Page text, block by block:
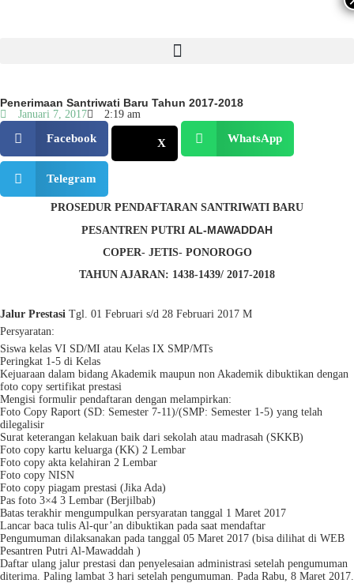
Penerimaan Santriwati Baru Tahun 2017-2018
Januari 7, 2017 2:19 am
Facebook X WhatsApp
Telegram
PROSEDUR PENDAFTARAN SANTRIWATI BARU
PESANTREN PUTRI AL-MAWADDAH
COPER- JETIS- PONOROGO
TAHUN AJARAN: 1438-1439/ 2017-2018
Jalur Prestasi Tgl. 01 Februari s/d 28 Februari 2017 M
Persyaratan:
Siswa kelas VI SD/MI atau Kelas IX SMP/MTs
Peringkat 1-5 di Kelas
Kejuaraan dalam bidang Akademik maupun non Akademik dibuktikan dengan
foto copy sertifikat prestasi
Mengisi formulir pendaftaran dengan melampirkan:
Foto Copy Raport (SD: Semester 7-11)/(SMP: Semester 1-5) yang telah
dilegalisir
Surat keterangan kelakuan baik dari sekolah atau madrasah (SKKB)
Foto copy kartu keluarga (KK) 2 Lembar
Foto copy akta kelahiran 2 Lembar
Foto copy NISN
Foto copy piagam prestasi (Jika Ada)
Pas foto 3×4 3 Lembar (Berjilbab)
Batas terakhir mengumpulkan persyaratan tanggal 1 Maret 2017
Lancar baca tulis Al-qur’an dibuktikan pada saat mendaftar
Pengumuman dilaksanakan pada tanggal 05 Maret 2017 (bisa dilihat di WEB
Pesantren Putri Al-Mawaddah )
Daftar ulang jalur prestasi dan penyelesaian administrasi setelah pengumuman
diterima. Paling lambat 3 hari setelah pengumuman. Pada Rabu, 8 Maret 2017.